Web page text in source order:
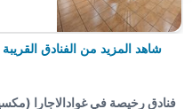
شاهد المزيد من الفنادق القريبة
فنادق رخيصة في غوادالاجارا